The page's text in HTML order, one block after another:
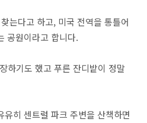
는다고 하고, 미국 전역을 통틀어
공원이라고 합니다.
하기도 했고 푸른 잔디밭이 정말
히 센트럴 파크 주변을 산책하면